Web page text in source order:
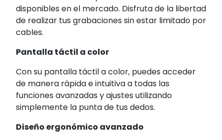
disponibles en el mercado. Disfruta de la libertad
de realizar tus grabaciones sin estar limitado por
cables.
Pantalla táctil a color
Con su pantalla táctil a color, puedes acceder
de manera rápida e intuitiva a todas las
funciones avanzadas y ajustes utilizando
simplemente la punta de tus dedos.
Diseño ergonómico avanzado